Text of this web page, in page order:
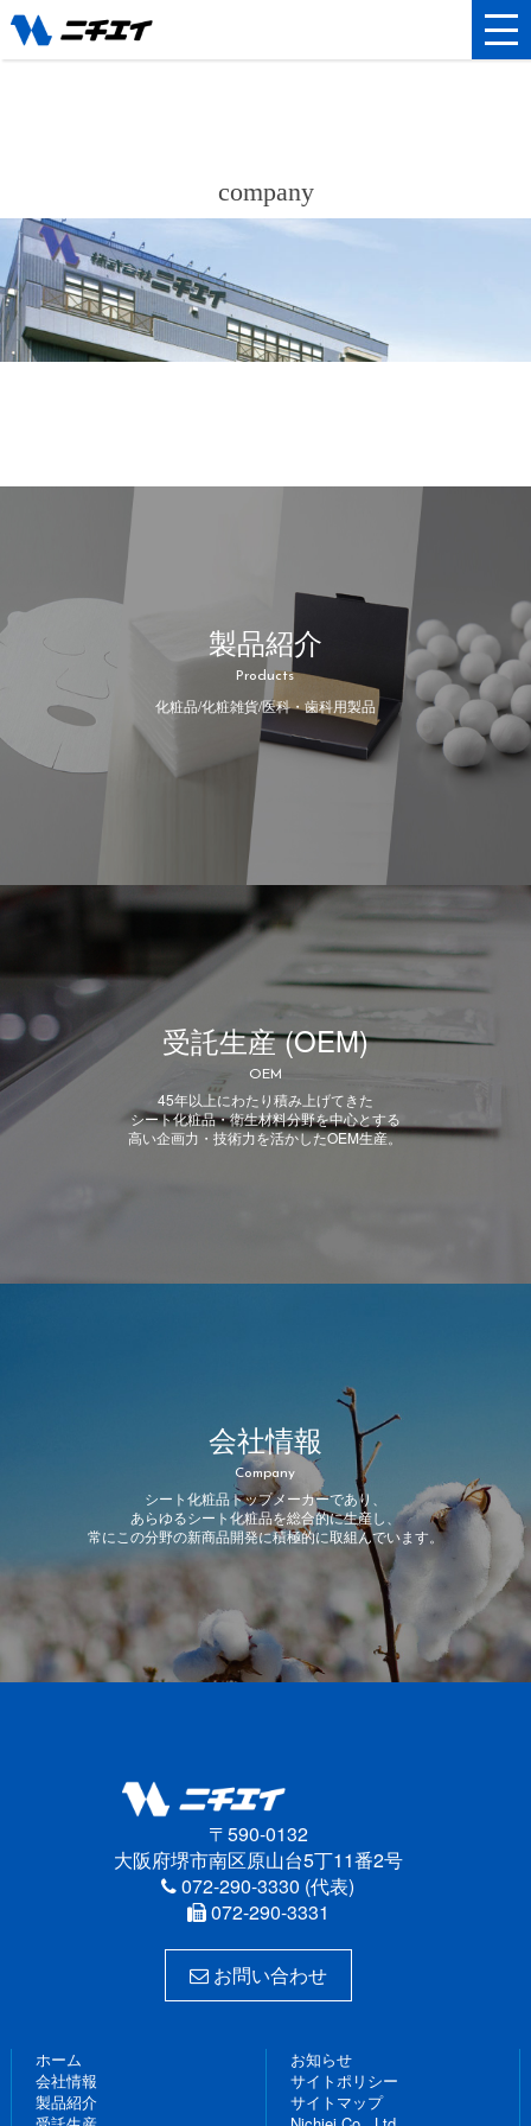
company
製品紹介
Products
化粧品/化粧雑貨/医科・歯科用製品
受託生産 (OEM)
OEM
45年以上にわたり積み上げてきた
シート化粧品・衛生材料分野を中心とする
高い企画力・技術力を活かしたOEM生産。
会社情報
Company
シート化粧品トップメーカーであり、
あらゆるシート化粧品を総合的に生産し、
常にこの分野の新商品開発に積極的に取組んでいます。
〒590-0132
大阪府堺市南区原山台5丁11番2号
072-290-3330 (代表)
072-290-3331
お問い合わせ
ホーム
会社情報
製品紹介
お知らせ
サイトポリシー
サイトマップ